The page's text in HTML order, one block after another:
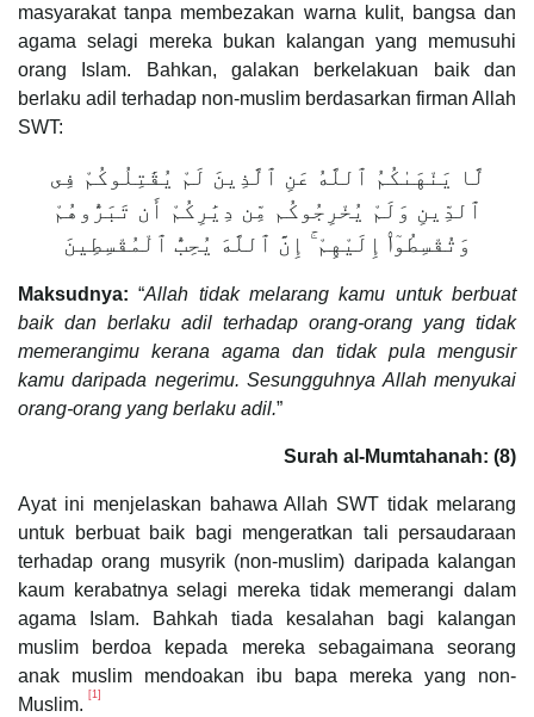
masyarakat tanpa membezakan warna kulit, bangsa dan
agama selagi mereka bukan kalangan yang memusuhi
orang Islam. Bahkan, galakan berkelakuan baik dan
berlaku adil terhadap non-muslim berdasarkan firman Allah
SWT:
لَّا يَنْهَىٰكُمُ ٱللَّهُ عَنِ ٱلَّذِينَ لَمْ يُقَٰتِلُوكُمْ فِى
ٱلدِّينِ وَلَمْ يُخْرِجُوكُم مِّن دِيَٰرِكُمْ أَن تَبَرُّوهُمْ
وَتُقْسِطُوٓا۟ إِلَيْهِمْ ۚ إِنَّ ٱللَّهَ يُحِبُّ ٱلْمُقْسِطِينَ
Maksudnya: “Allah tidak melarang kamu untuk berbuat
baik dan berlaku adil terhadap orang-orang yang tidak
memerangimu kerana agama dan tidak pula mengusir
kamu daripada negerimu. Sesungguhnya Allah menyukai
orang-orang yang berlaku adil.”
Surah al-Mumtahanah: (8)
Ayat ini menjelaskan bahawa Allah SWT tidak melarang
untuk berbuat baik bagi mengeratkan tali persaudaraan
terhadap orang musyrik (non-muslim) daripada kalangan
kaum kerabatnya selagi mereka tidak memerangi dalam
agama Islam. Bahkah tiada kesalahan bagi kalangan
muslim berdoa kepada mereka sebagaimana seorang
anak muslim mendoakan ibu bapa mereka yang non-
Muslim. [1]